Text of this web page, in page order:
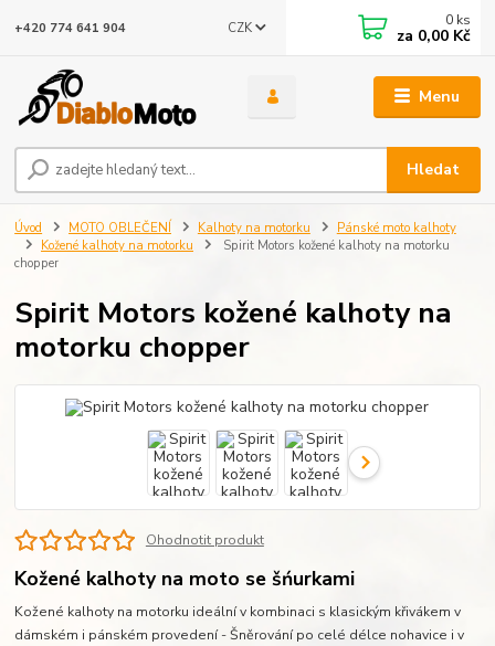
Menu
CZK
Hledat
+420 774 641 904 0 ks
za 0,00 Kč
Úvod MOTO OBLEČENÍ Kalhoty na motorku
Pánské moto kalhoty
Kožené kalhoty na motorku
Spirit Motors kožené kalhoty na motorku
chopper
Spirit Motors kožené kalhoty na
motorku chopper
Ohodnotit produkt
Kožené kalhoty na moto se šńurkami
Kožené kalhoty na motorku ideální v kombinaci s klasickým křivákem v
dámském i pánském provedení - Šněrování po celé délce nohavice i v